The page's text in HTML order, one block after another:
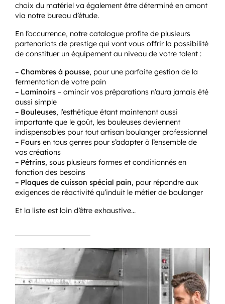
choix du matériel va également être déterminé en amont
via notre bureau d’étude.
En l’occurrence, notre catalogue profite de plusieurs
partenariats de prestige qui vont vous offrir la possibilité
de constituer un équipement au niveau de votre talent :
– Chambres à pousse, pour une parfaite gestion de la
fermentation de votre pain
– Laminoirs – amincir vos préparations n’aura jamais été
aussi simple
– Bouleuses, l’esthétique étant maintenant aussi
importante que le goût, les bouleuses deviennent
indispensables pour tout artisan boulanger professionnel
– Fours en tous genres pour s’adapter à l’ensemble de
vos créations
– Pétrins, sous plusieurs formes et conditionnés en
fonction des besoins
– Plaques de cuisson spécial pain, pour répondre aux
exigences de réactivité qu’induit le métier de boulanger
Et la liste est loin d’être exhaustive…